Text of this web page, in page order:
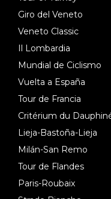
Giro del Veneto
Veneto Classic
Il Lombardia
Mundial de Ciclismo
Vuelta a España
Tour de Francia
Critérium du
Lieja-Bastoña-Lieja
Milán-San Remo
Tour de Flandes
Paris-Roubaix